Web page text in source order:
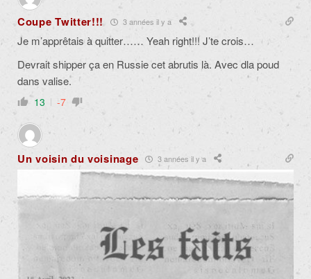
Coupe Twitter!!! 3 années il y a
Je m’apprêtais à quitter…… Yeah right!!! J’te crois…
Devrait shipper ça en Russie cet abrutis là. Avec dla poud
dans valise.
13 -7
Un voisin du voisinage 3 années il y a